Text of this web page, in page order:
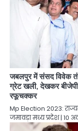
जबलपुर में संसद विवेक
ग्रेट खली, देखकर
रफूचक्कर
Mp Election 2023:
जमावड़ा मध्य प्रदेश |